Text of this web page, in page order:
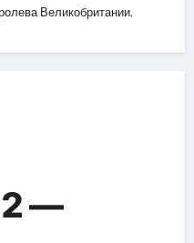
Великобритании.
2 —